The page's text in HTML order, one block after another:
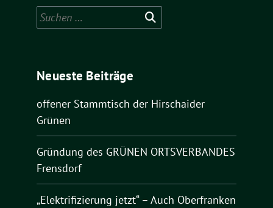
Suchen
nach:
Neueste Beiträge
offener Stammtisch der Hirschaider
Grünen
Gründung des GRÜNEN ORTSVERBANDES
Frensdorf
„Elektrifizierung jetzt“ – Auch Oberfranken